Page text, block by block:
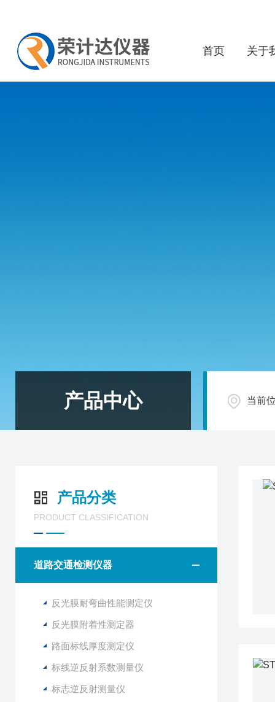
首页 关于
产品中心 当前
产品分类
PRODUCT CLASSIFICATION
道路交通检测仪器
反光膜耐弯曲性能测定仪
反光膜附着性测定器
路面标线厚度测定仪
标线逆反射系数测量仪
标志逆反射测量仪